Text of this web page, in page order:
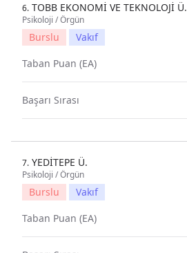
6. TOBB EKONOMİ VE TEKNOLOJİ Ü.
Psikoloji / Örgün
Burslu
Vakıf
Taban Puan (EA)
Başarı Sırası
7. YEDİTEPE Ü.
Psikoloji / Örgün
Burslu
Vakıf
Taban Puan (EA)